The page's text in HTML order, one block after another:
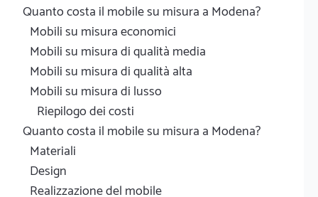
Quanto costa il mobile su misura a Modena?
Mobili su misura economici
Mobili su misura di qualità media
Mobili su misura di qualità alta
Mobili su misura di lusso
Riepilogo dei costi
Quanto costa il mobile su misura a Modena?
Materiali
Design
Realizzazione del mobile